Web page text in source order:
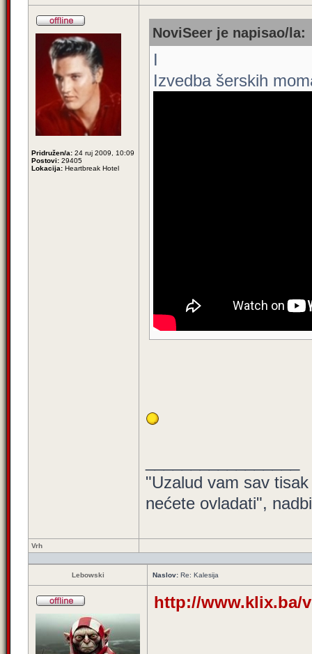
Pridružen/a: 24 ruj 2009, 10:09
Postovi: 29405
Lokacija: Heartbreak Hotel
NoviSeer je napisao/la:
I
Izvedba šerskih
"Uzalud vam sav
nećete ovladati",
Vrh
Lebowski Naslov: Re: Kalesija
http://www.klix.ba/